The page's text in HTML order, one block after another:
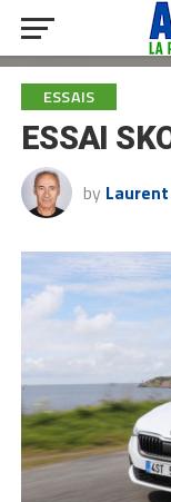
ESSAIS
ESSAI
by Laurent